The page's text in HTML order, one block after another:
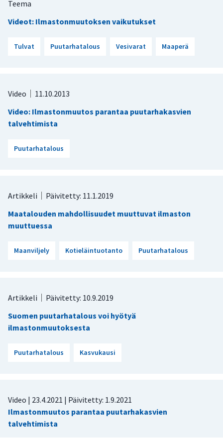
Teema
Videot: Ilmastonmuutoksen vaikutukset
Tulvat Puutarhatalous Vesivarat Maaperä
Video
11.10.2013
Video: Ilmastonmuutos parantaa puutarhakasvien
talvehtimista
Puutarhatalous
Artikkeli
Päivitetty: 11.1.2019
Maatalouden mahdollisuudet muuttuvat ilmaston
muuttuessa
Maanviljely Kotieläintuotanto Puutarhatalous
Artikkeli
Päivitetty: 10.9.2019
Suomen puutarhatalous voi hyötyä
ilmastonmuutoksesta
Puutarhatalous Kasvukausi
Video | 23.4.2021 | Päivitetty: 1.9.2021
Ilmastonmuutos parantaa puutarhakasvien
talvehtimista